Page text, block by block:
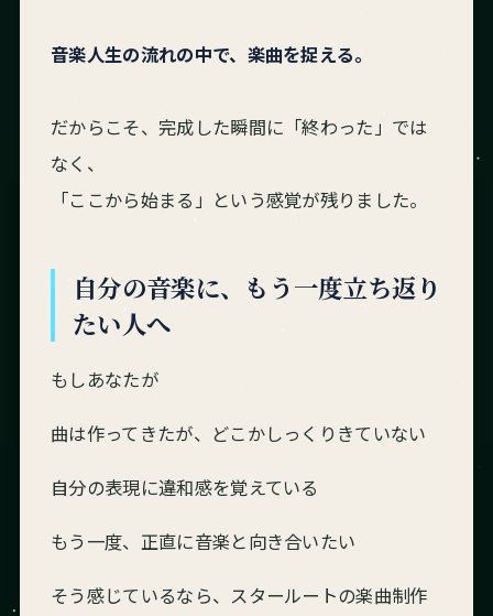
音楽人生の流れの中で、楽曲を捉える。
だからこそ、完成した瞬間に「終わった」では
なく、
「ここから始まる」という感覚が残りました。
自分の音楽に、もう一度立ち返り
たい人へ
もしあなたが
曲は作ってきたが、どこかしっくりきていない
自分の表現に違和感を覚えている
もう一度、正直に音楽と向き合いたい
そう感じているなら、スタールートの楽曲制作